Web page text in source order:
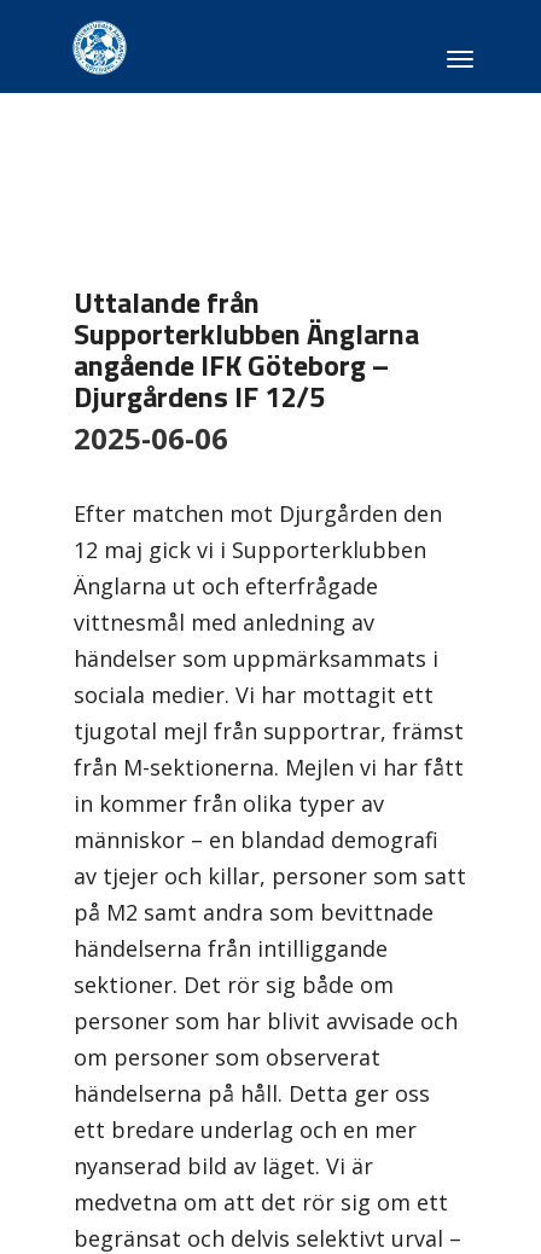
Toggle
Uttalande från
Supporterklubben Änglarna
angående IFK Göteborg –
Djurgårdens IF 12/5
2025-06-06
Efter matchen mot Djurgården den
12 maj gick vi i Supporterklubben
Änglarna ut och efterfrågade
vittnesmål med anledning av
händelser som uppmärksammats i
sociala medier. Vi har mottagit ett
tjugotal mejl från supportrar, främst
från M-sektionerna. Mejlen vi har fått
in kommer från olika typer av
människor – en blandad demografi
av tjejer och killar, personer som satt
på M2 samt andra som bevittnade
händelserna från intilliggande
sektioner. Det rör sig både om
personer som har blivit avvisade och
om personer som observerat
händelserna på håll. Detta ger oss
ett bredare underlag och en mer
nyanserad bild av läget. Vi är
medvetna om att det rör sig om ett
begränsat och delvis selektivt urval –